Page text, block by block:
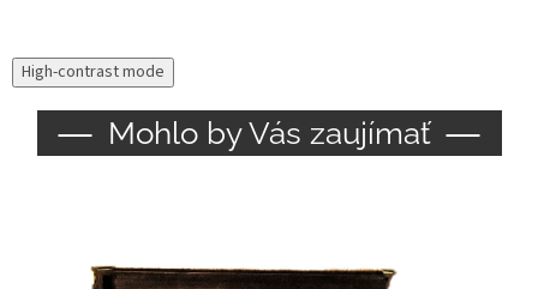
High-contrast mode
Mohlo by Vás zaujímať